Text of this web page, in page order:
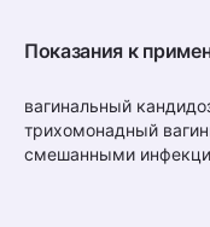
Показания к
вагинальный
трихомонадный
смешанными